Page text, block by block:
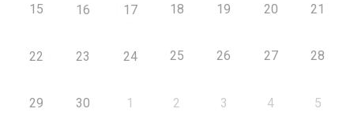
15 16 17 18 19 20 21
22 23 24 25 26 27 28
29 30 1 2 3 4 5